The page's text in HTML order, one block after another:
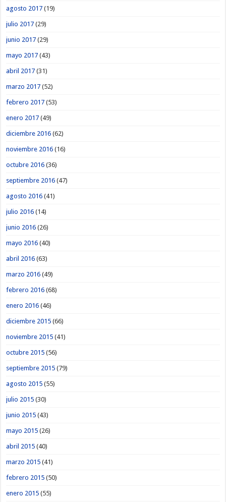
agosto 2017 (19)
julio 2017 (29)
junio 2017 (29)
mayo 2017 (43)
abril 2017 (31)
marzo 2017 (52)
febrero 2017 (53)
enero 2017 (49)
diciembre 2016 (62)
noviembre 2016 (16)
octubre 2016 (36)
septiembre 2016 (47)
agosto 2016 (41)
julio 2016 (14)
junio 2016 (26)
mayo 2016 (40)
abril 2016 (63)
marzo 2016 (49)
febrero 2016 (68)
enero 2016 (46)
diciembre 2015 (66)
noviembre 2015 (41)
octubre 2015 (56)
septiembre 2015 (79)
agosto 2015 (55)
julio 2015 (30)
junio 2015 (43)
mayo 2015 (26)
abril 2015 (40)
marzo 2015 (41)
febrero 2015 (50)
enero 2015 (55)